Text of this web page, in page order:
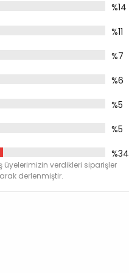
%14
%11
%7
%6
%5
%5
%34
verdikleri siparişler
derlenmiştir.